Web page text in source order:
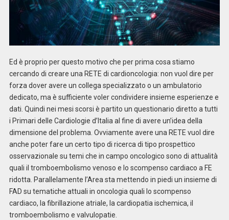
Ed è proprio per questo motivo che per prima cosa stiamo
cercando di creare una RETE di cardioncologia: non vuol dire per
forza dover avere un collega specializzato o un ambulatorio
dedicato, ma è sufficiente voler condividere insieme esperienze e
dati. Quindi nei mesi scorsi è partito un questionario diretto a tutti
i Primari delle Cardiologie d’Italia al fine di avere un’idea della
dimensione del problema. Ovviamente avere una RETE vuol dire
anche poter fare un certo tipo di ricerca di tipo prospettico
osservazionale su temi che in campo oncologico sono di attualità
quali il tromboembolismo venoso e lo scompenso cardiaco a FE
ridotta. Parallelamente l’Area sta mettendo in piedi un insieme di
FAD su tematiche attuali in oncologia quali lo scompenso
cardiaco, la fibrillazione atriale, la cardiopatia ischemica, il
tromboembolismo e valvulopatie.